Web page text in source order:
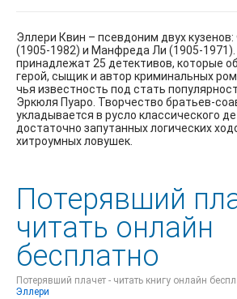
Эллери Квин – псевдоним двух
(1905-1982) и Манфреда Ли (1905-1971).
принадлежат 25 детективов, которые
герой, сыщик и автор криминальных
чья известность под стать
Эркюля Пуаро. Творчество братьев-
укладывается в русло классического
достаточно запутанных логических
хитроумных ловушек.
Потерявший
читать онлайн
бесплатно
Потерявший плачет - читать книгу онлайн
Эллери